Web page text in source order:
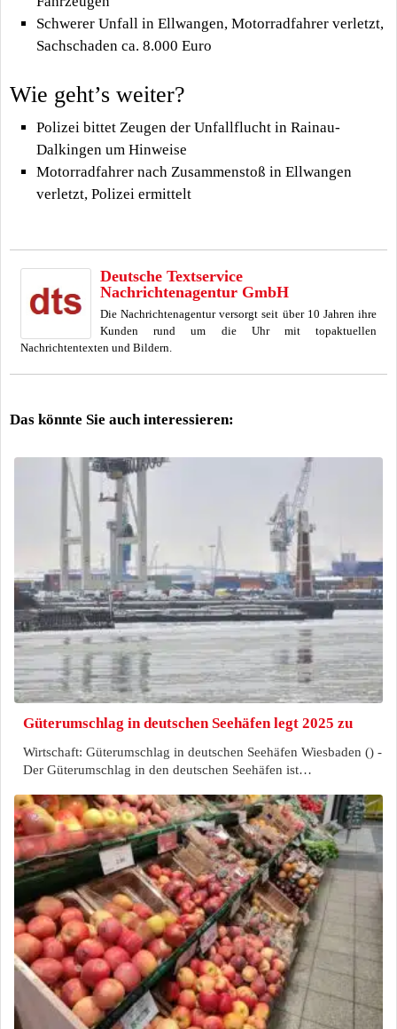
Schwerer Unfall in Ellwangen, Motorradfahrer verletzt,
Sachschaden ca. 8.000 Euro
Wie geht’s weiter?
Polizei bittet Zeugen der Unfallflucht in Rainau-
Dalkingen um Hinweise
Motorradfahrer nach Zusammenstoß in Ellwangen
verletzt, Polizei ermittelt
Deutsche Textservice
Nachrichtenagentur GmbH
Die Nachrichtenagentur versorgt seit über 10 Jahren ihre
Kunden rund um die Uhr mit topaktuellen
Nachrichtentexten und Bildern.
Das könnte Sie auch interessieren:
Güterumschlag in deutschen Seehäfen legt 2025 zu
Wirtschaft: Güterumschlag in deutschen Seehäfen Wiesbaden () -
Der Güterumschlag in den deutschen Seehäfen ist…